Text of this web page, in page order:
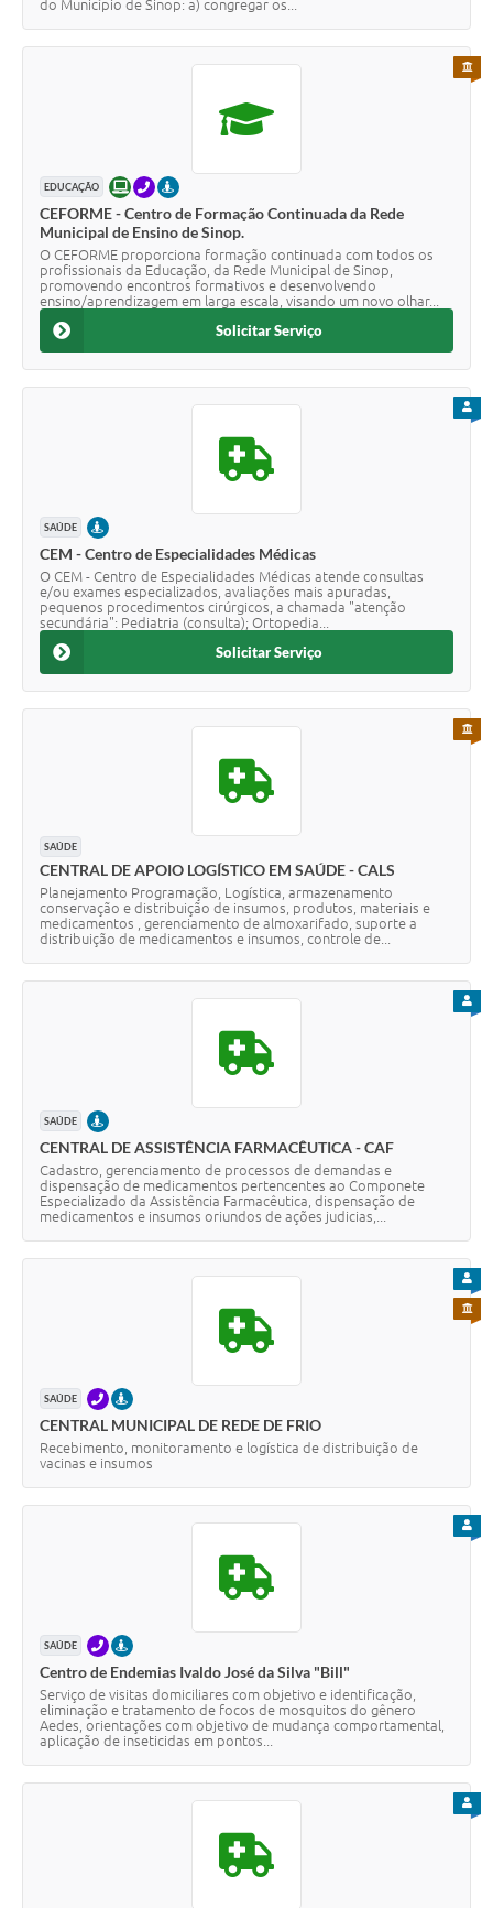
do Município de Sinop: a) congregar os...
EDUCAÇÃO ONLINETELEFONEPRESENCIAL
CEFORME - Centro de Formação Continuada da Rede
Municipal de Ensino de Sinop.
O CEFORME proporciona formação continuada com todos os
profissionais da Educação, da Rede Municipal de Sinop,
promovendo encontros formativos e desenvolvendo
ensino/aprendizagem em larga escala, visando um novo olhar...
PARA
Solicitar Serviço
SAÚDE PRESENCIAL
CEM - Centro de Especialidades Médicas
O CEM - Centro de Especialidades Médicas atende consultas
e/ou exames especializados, avaliações mais apuradas,
pequenos procedimentos cirúrgicos, a chamada "atenção
secundária": Pediatria (consulta); Ortopedia...
Solicitar Serviço
SAÚDE
CENTRAL DE APOIO LOGÍSTICO EM SAÚDE - CALS
Planejamento Programação, Logística, armazenamento
conservação e distribuição de insumos, produtos, materiais e
medicamentos , gerenciamento de almoxarifado, suporte a
distribuição de medicamentos e insumos, controle de...
PARA
SAÚDE PRESENCIAL
CENTRAL DE ASSISTÊNCIA FARMACÊUTICA - CAF
Cadastro, gerenciamento de processos de demandas e
dispensação de medicamentos pertencentes ao Componete
Especializado da Assistência Farmacêutica, dispensação de
medicamentos e insumos oriundos de ações judicias,...
SAÚDE TELEFONEPRESENCIAL
CENTRAL MUNICIPAL DE REDE DE FRIO
Recebimento, monitoramento e logística de distribuição de
vacinas e insumos
PARA
SAÚDE TELEFONEPRESENCIAL
Centro de Endemias Ivaldo José da Silva "Bill"
Serviço de visitas domiciliares com objetivo e identificação,
eliminação e tratamento de focos de mosquitos do gênero
Aedes, orientações com objetivo de mudança comportamental,
aplicação de inseticidas em pontos...